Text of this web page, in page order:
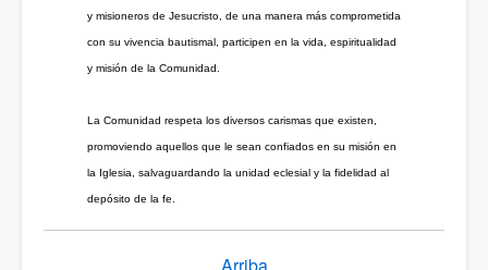
y misioneros de Jesucristo, de una manera más comprometida
con su vivencia bautismal, participen en la vida, espiritualidad
y misión de la Comunidad.
La Comunidad respeta los diversos carismas que existen,
promoviendo aquellos que le sean confiados en su misión en
la Iglesia, salvaguardando la unidad eclesial y la fidelidad al
depósito de la fe.